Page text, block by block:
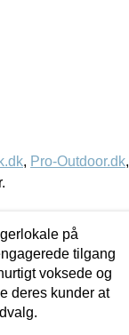
, Pro-Outdoor.dk,
på
tilgang
voksede og
deres kunder at